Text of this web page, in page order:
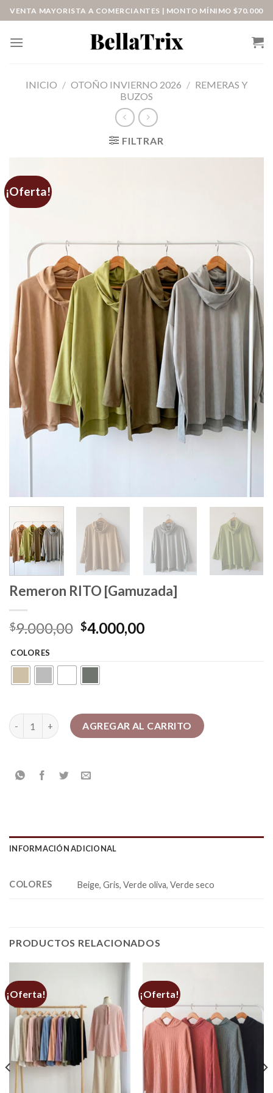
Saltar
al
contenido
VENTA MAYORISTA A COMERCIANTES | MONTO MÍNIMO $70.000
INICIO / OTOÑO INVIERNO 2026 / REMERAS Y
BUZOS
FILTRAR
¡Oferta!
Remeron RITO [Gamuzada]
$9.000,00 Original
$9.000,00.
$4.000,00Current
COLORES
Remeron RITO [Gamuzada] cantidad
AGREGAR AL CARRITO
INFORMACIÓN ADICIONAL
COLORES Beige, Gris, Verde oliva, Verde seco
PRODUCTOS RELACIONADOS
¡Oferta! ¡Oferta!